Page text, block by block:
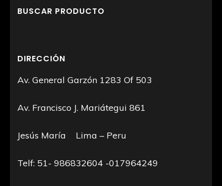
BUSCAR PRODUCTO
DIRECCIÓN
Av. General Garzón 1283 Of 503
Av. Francisco J. Mariátegui 861
Jesús María Lima – Peru
Telf: 51- 986832604 -017964249